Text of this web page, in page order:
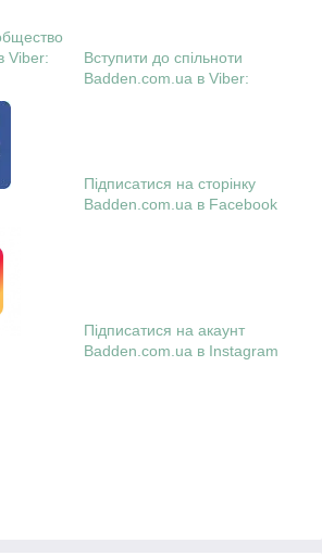
Вступити до спільноти
Badden.com.ua в Viber:
Підписатися на сторінку
Badden.com.ua в Facebook
Підписатися на акаунт
Badden.com.ua в Instagram